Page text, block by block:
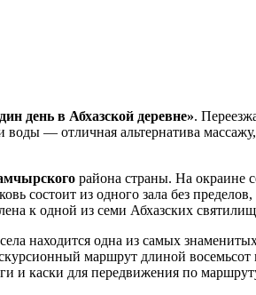
день в Абхазской деревне».
— отличная альтернатива
района страны. На окраине
состоит из одного зала без
к одной из семи Абхазских
находится одна из самых
маршрут длиной
и каски для передвижения по